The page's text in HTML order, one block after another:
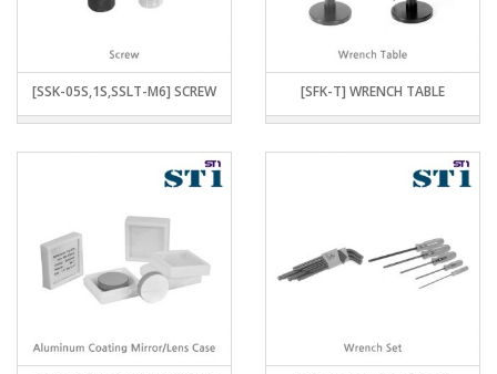
[SSK-05S,1S,SSLT-M6] SCREW [SFK-T] WRENCH TABLE